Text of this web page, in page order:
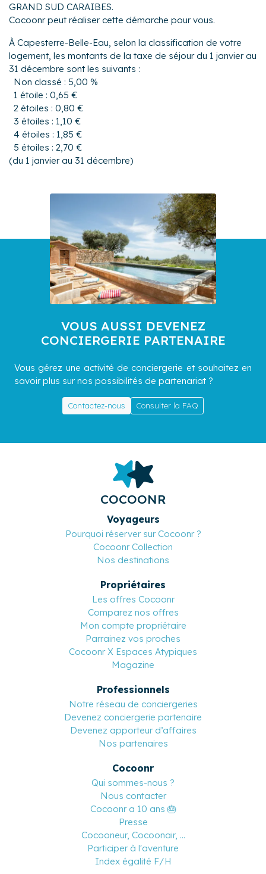
GRAND SUD CARAIBES.
Cocoonr peut réaliser cette démarche pour vous.
À Capesterre-Belle-Eau, selon la classification de votre
logement, les montants de la taxe de séjour du 1 janvier au
31 décembre sont les suivants :
Non classé : 5,00 %
1 étoile : 0,65 €
2 étoiles : 0,80 €
3 étoiles : 1,10 €
4 étoiles : 1,85 €
5 étoiles : 2,70 €
(du 1 janvier au 31 décembre)
VOUS AUSSI DEVENEZ
CONCIERGERIE PARTENAIRE
Vous gérez une activité de conciergerie et souhaitez en
savoir plus sur nos possibilités de partenariat ?
Contactez-nous Consulter la FAQ
COCOONR
Voyageurs
Pourquoi réserver sur Cocoonr ?
Cocoonr Collection
Nos destinations
Propriétaires
Les offres Cocoonr
Comparez nos offres
Mon compte propriétaire
Parrainez vos proches
Cocoonr X Espaces Atypiques
Magazine
Professionnels
Notre réseau de conciergeries
Devenez conciergerie partenaire
Devenez apporteur d’affaires
Nos partenaires
Cocoonr
Qui sommes-nous ?
Nous contacter
Cocoonr a 10 ans 🎂
Presse
Cocooneur, Cocoonair, ...
Participer à l'aventure
Index égalité F/H